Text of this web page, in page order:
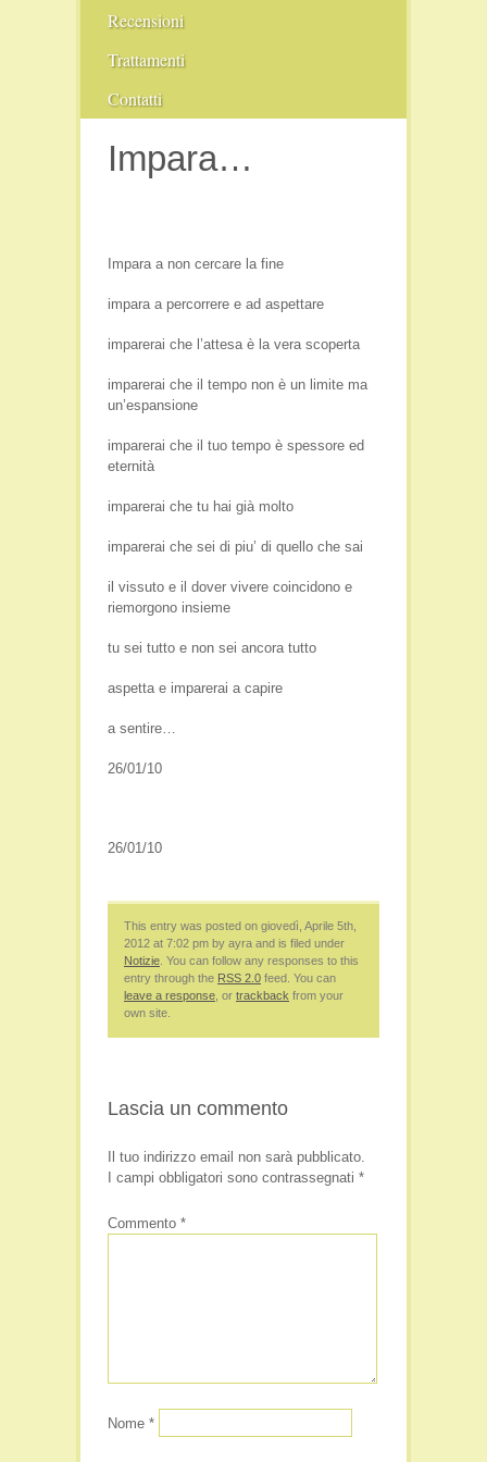
Recensioni
Comunità
Conferenze
Fiere
Film e Video
Trattamenti
Pranoterapia
Contatti
Impara…
Impara a non cercare la fine
impara a percorrere e ad aspettare
imparerai che l’attesa è la vera scoperta
imparerai che il tempo non è un limite ma
un’espansione
imparerai che il tuo tempo è spessore ed
eternità
imparerai che tu hai già molto
imparerai che sei di piu’ di quello che sai
il vissuto e il dover vivere coincidono e
riemorgono insieme
tu sei tutto e non sei ancora tutto
aspetta e imparerai a capire
a sentire…
26/01/10
26/01/10
This entry was posted on giovedì, Aprile 5th,
2012 at 7:02 pm by ayra and is filed under
Notizie . You can follow any responses to this
entry through the RSS 2.0 feed. You can
leave a response , or trackback from your
own site.
Lascia un commento
Il tuo indirizzo email non sarà pubblicato.
I campi obbligatori sono contrassegnati *
Commento *
Nome *